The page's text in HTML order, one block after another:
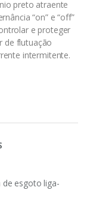
preto atraente
“on” e “off”
e proteger
de flutuação
intermitente.
esgoto liga-